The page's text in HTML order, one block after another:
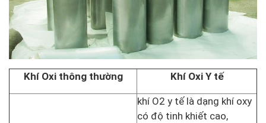
Khí Oxi thông thường Khí Oxi Y tế
khí O2 y tế là dạng khí oxy
có độ tinh khiết cao,